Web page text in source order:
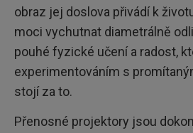
obraz jej doslova přivádí k
moci vychutnat diametrálně
pouhé fyzické učení a radost,
experimentováním s
stojí za to.
Přenosné projektory jsou